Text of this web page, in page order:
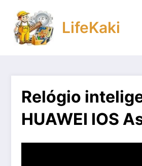
para
conteúdo
LifeKaki
Relógio
HUAWEI IOS